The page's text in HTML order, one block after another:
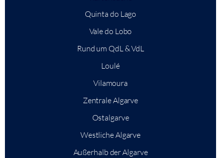
Quinta do Lago
Vale do Lobo
Rund um QdL & VdL
Loulé
Vilamoura
Zentrale Algarve
Ostalgarve
Westliche Algarve
Außerhalb der Algarve